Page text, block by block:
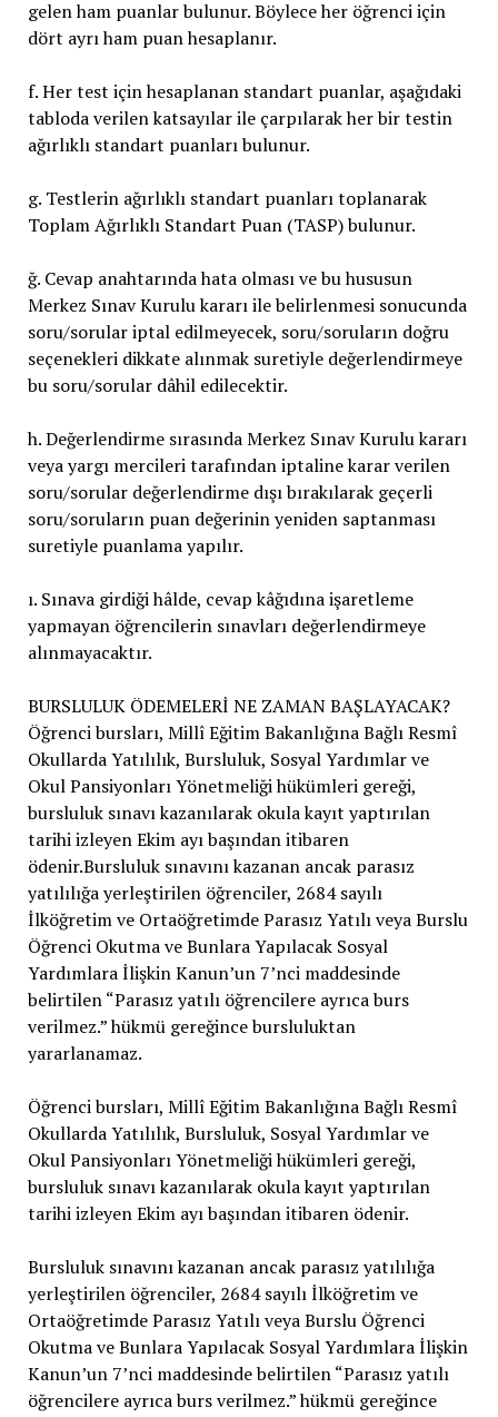
gelen ham puanlar bulunur. Böylece her öğrenci için
dört ayrı ham puan hesaplanır.
f. Her test için hesaplanan standart puanlar, aşağıdaki
tabloda verilen katsayılar ile çarpılarak her bir testin
ağırlıklı standart puanları bulunur.
g. Testlerin ağırlıklı standart puanları toplanarak
Toplam Ağırlıklı Standart Puan (TASP) bulunur.
ğ. Cevap anahtarında hata olması ve bu hususun
Merkez Sınav Kurulu kararı ile belirlenmesi sonucunda
soru/sorular iptal edilmeyecek, soru/soruların doğru
seçenekleri dikkate alınmak suretiyle değerlendirmeye
bu soru/sorular dâhil edilecektir.
h. Değerlendirme sırasında Merkez Sınav Kurulu kararı
veya yargı mercileri tarafından iptaline karar verilen
soru/sorular değerlendirme dışı bırakılarak geçerli
soru/soruların puan değerinin yeniden saptanması
suretiyle puanlama yapılır.
ı. Sınava girdiği hâlde, cevap kâğıdına işaretleme
yapmayan öğrencilerin sınavları değerlendirmeye
alınmayacaktır.
BURSLULUK ÖDEMELERİ NE ZAMAN BAŞLAYACAK?
Öğrenci bursları, Millî Eğitim Bakanlığına Bağlı Resmî
Okullarda Yatılılık, Bursluluk, Sosyal Yardımlar ve
Okul Pansiyonları Yönetmeliği hükümleri gereği,
bursluluk sınavı kazanılarak okula kayıt yaptırılan
tarihi izleyen Ekim ayı başından itibaren
ödenir.Bursluluk sınavını kazanan ancak parasız
yatılılığa yerleştirilen öğrenciler, 2684 sayılı
İlköğretim ve Ortaöğretimde Parasız Yatılı veya Burslu
Öğrenci Okutma ve Bunlara Yapılacak Sosyal
Yardımlara İlişkin Kanun’un 7’nci maddesinde
belirtilen “Parasız yatılı öğrencilere ayrıca burs
verilmez.” hükmü gereğince bursluluktan
yararlanamaz.
Öğrenci bursları, Millî Eğitim Bakanlığına Bağlı Resmî
Okullarda Yatılılık, Bursluluk, Sosyal Yardımlar ve
Okul Pansiyonları Yönetmeliği hükümleri gereği,
bursluluk sınavı kazanılarak okula kayıt yaptırılan
tarihi izleyen Ekim ayı başından itibaren ödenir.
Bursluluk sınavını kazanan ancak parasız yatılılığa
yerleştirilen öğrenciler, 2684 sayılı İlköğretim ve
Ortaöğretimde Parasız Yatılı veya Burslu Öğrenci
Okutma ve Bunlara Yapılacak Sosyal Yardımlara İlişkin
Kanun’un 7’nci maddesinde belirtilen “Parasız yatılı
öğrencilere ayrıca burs verilmez.” hükmü gereğince